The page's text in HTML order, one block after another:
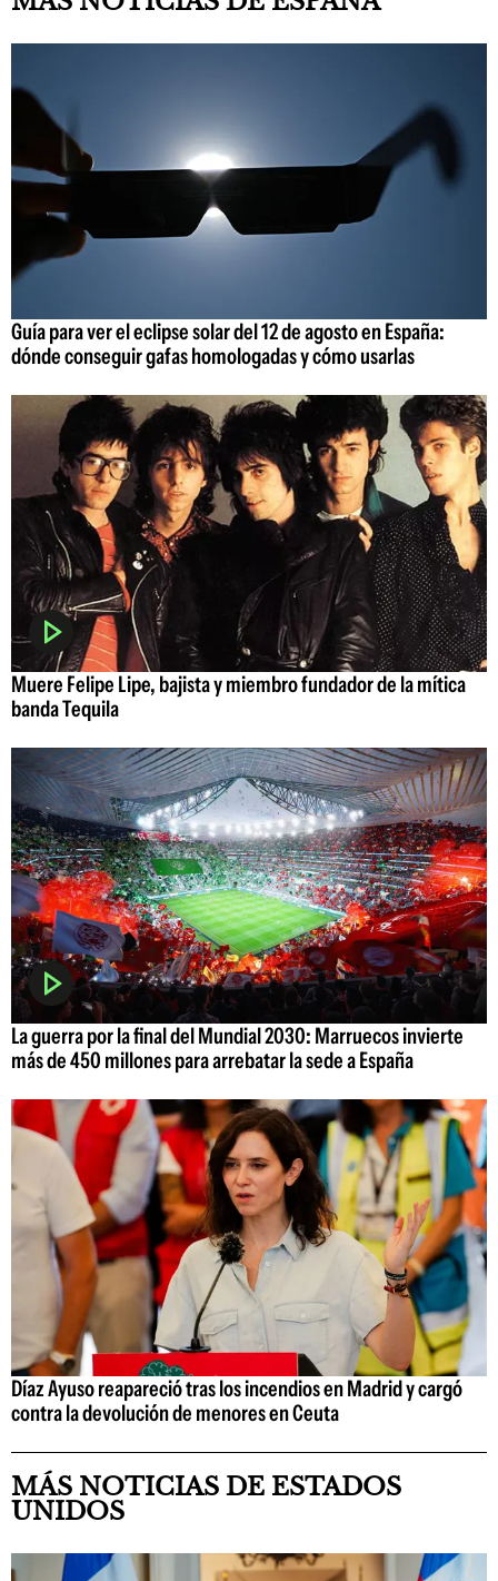
Guía para ver el eclipse solar del 12 de agosto en España:
dónde conseguir gafas homologadas y cómo usarlas
Muere Felipe Lipe, bajista y miembro fundador de la mítica
banda Tequila
La guerra por la final del Mundial 2030: Marruecos invierte
más de 450 millones para arrebatar la sede a España
Díaz Ayuso reapareció tras los incendios en Madrid y cargó
contra la devolución de menores en Ceuta
MÁS NOTICIAS DE ESTADOS
UNIDOS